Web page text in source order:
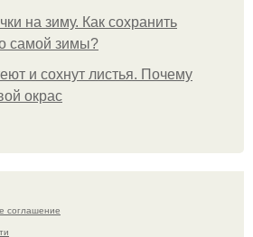
на зиму. Как сохранить
самой зимы?
и сохнут листья. Почему
окрас
соглашение